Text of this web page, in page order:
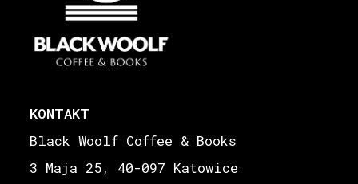
KONTAKT
Black Woolf Coffee & Books
3 Maja 25, 40-097 Katowice